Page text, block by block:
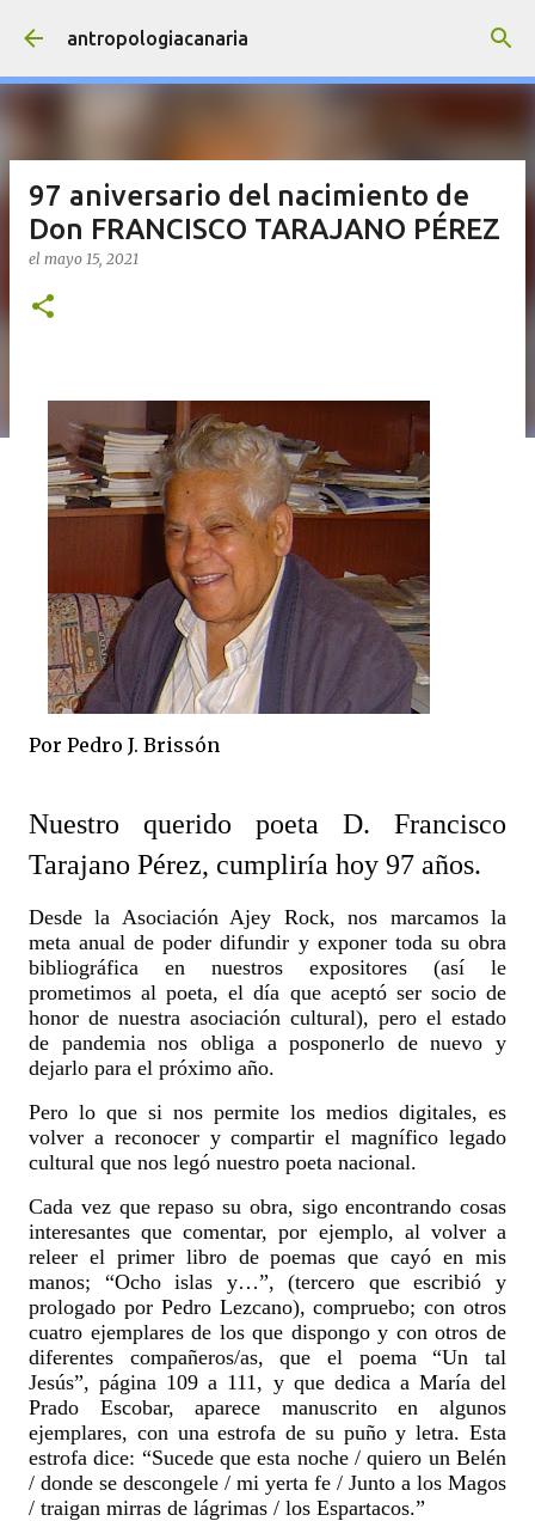
Ir al contenido principal
antropologiacanaria
97 aniversario del nacimiento de
Don FRANCISCO TARAJANO PÉREZ
el mayo 15, 2021
Por Pedro J. Brissón
Nuestro querido poeta D. Francisco
Tarajano Pérez, cumpliría hoy 97 años.
Desde la Asociación Ajey Rock, nos marcamos la
meta anual de poder difundir y exponer toda su obra
bibliográfica en nuestros expositores (así le
prometimos al poeta, el día que aceptó ser socio de
honor de nuestra asociación cultural), pero el estado
de pandemia nos obliga a posponerlo de nuevo y
dejarlo para el próximo año.
Pero lo que si nos permite los medios digitales, es
volver a reconocer y compartir el magnífico legado
cultural que nos legó nuestro poeta nacional.
Cada vez que repaso su obra, sigo encontrando cosas
interesantes que comentar, por ejemplo, al volver a
releer el primer libro de poemas que cayó en mis
manos; “Ocho islas y…”, (tercero que escribió y
prologado por Pedro Lezcano), compruebo; con otros
cuatro ejemplares de los que dispongo y con otros de
diferentes compañeros/as, que el poema “Un tal
Jesús”, página 109 a 111, y que dedica a María del
Prado Escobar, aparece manuscrito en algunos
ejemplares, con una estrofa de su puño y letra. Esta
estrofa dice: “Sucede que esta noche / quiero un Belén
/ donde se descongele / mi yerta fe / Junto a los Magos
/ traigan mirras de lágrimas / los Espartacos.”